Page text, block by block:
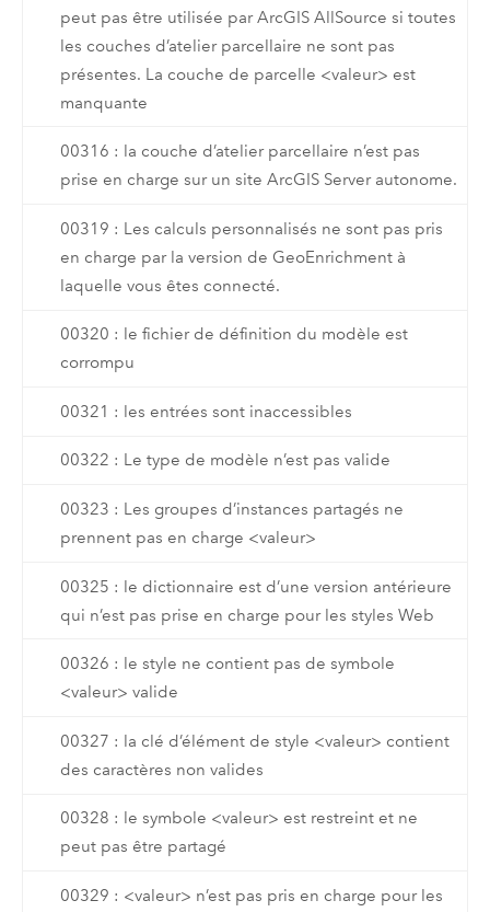
peut pas être utilisée par ArcGIS AllSource si toutes
les couches d’atelier parcellaire ne sont pas
présentes. La couche de parcelle <valeur> est
manquante
00316 : la couche d’atelier parcellaire n’est pas
prise en charge sur un site ArcGIS Server autonome.
00319 : Les calculs personnalisés ne sont pas pris
en charge par la version de GeoEnrichment à
laquelle vous êtes connecté.
00320 : le fichier de définition du modèle est
corrompu
00321 : les entrées sont inaccessibles
00322 : Le type de modèle n’est pas valide
00323 : Les groupes d’instances partagés ne
prennent pas en charge <valeur>
00325 : le dictionnaire est d’une version antérieure
qui n’est pas prise en charge pour les styles Web
00326 : le style ne contient pas de symbole
<valeur> valide
00327 : la clé d’élément de style <valeur> contient
des caractères non valides
00328 : le symbole <valeur> est restreint et ne
peut pas être partagé
00329 : <valeur> n’est pas pris en charge pour les